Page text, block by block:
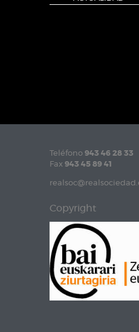
Teléfono 943 46 28 33
Fax 943 45 89 41
Copyright